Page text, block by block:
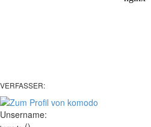
VERFASSER:
Unsername: